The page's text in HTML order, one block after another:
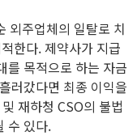
외주업체의 일탈로 치
한다. 제약사가 지급
를 목적으로 하는 자금
러갔다면 최종 이익을
재하청 CSO의 불법
수 있다.